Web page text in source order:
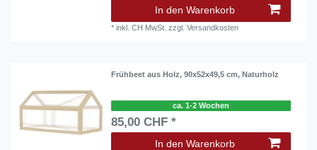
In den Warenkorb
*inkl. CH MwSt. zzgl.Versandkosten
Frühbeet aus Holz, 90x52x49,5 cm, Naturholz
ca. 1-2 Wochen
85,00 CHF *
In den Warenkorb